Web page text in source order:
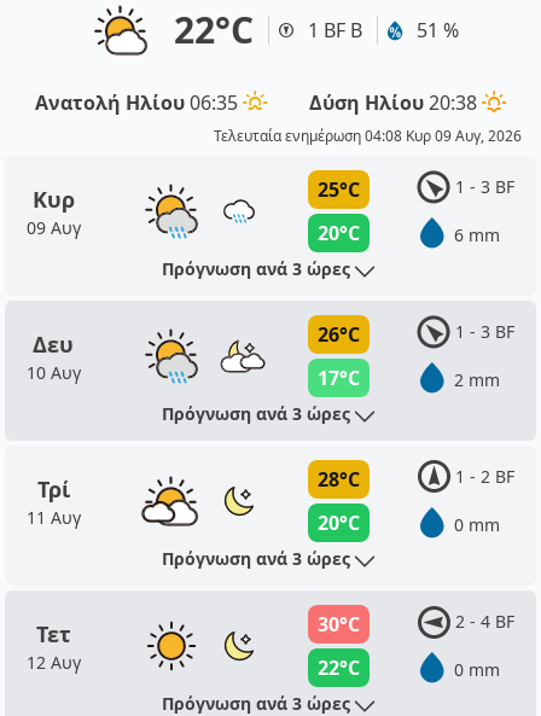
22°C 1 BF Β 51 %
Ανατολή Ηλίου06:35 Δύση Ηλίου20:38
Τελευταία ενημέρωση 04:08 Κυρ 09 Αυγ, 2026
Κυρ
09 Αυγ
25°C
20°C
1 - 3 BF
6 mm
Πρόγνωση ανά 3 ώρες
Δευ
10 Αυγ
26°C
17°C
1 - 3 BF
2 mm
Πρόγνωση ανά 3 ώρες
Τρί
11 Αυγ
28°C
20°C
1 - 2 BF
0 mm
Πρόγνωση ανά 3 ώρες
Τετ
12 Αυγ
30°C
22°C
2 - 4 BF
0 mm
Πρόγνωση ανά 3 ώρες